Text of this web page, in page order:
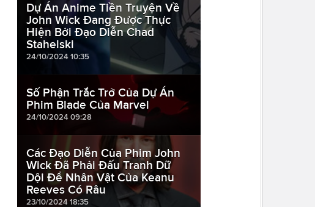
Dự Án Anime Tiền Truyện Về
John Wick Đang Được Thực
Hiện Bởi Đạo Diễn Chad
Stahelski
24/10/2024 10:35
Số Phận Trắc Trở Của Dự Án
Phim Blade Của Marvel
24/10/2024 09:28
Các Đạo Diễn Của Phim John
Wick Đã Phải Đấu Tranh Dữ
Dội Để Nhân Vật Của Keanu
Reeves Có Râu
23/10/2024 18:35